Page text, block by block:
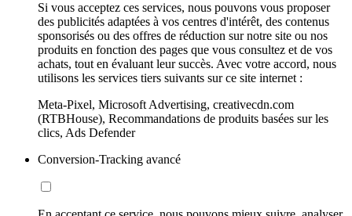
Si vous acceptez ces services, nous pouvons vous proposer
des publicités adaptées à vos centres d'intérêt, des contenus
sponsorisés ou des offres de réduction sur notre site ou nos
produits en fonction des pages que vous consultez et de vos
achats, tout en évaluant leur succès. Avec votre accord, nous
utilisons les services tiers suivants sur ce site internet :
Meta-Pixel, Microsoft Advertising, creativecdn.com
(RTBHouse), Recommandations de produits basées sur les
clics, Ads Defender
Conversion-Tracking avancé